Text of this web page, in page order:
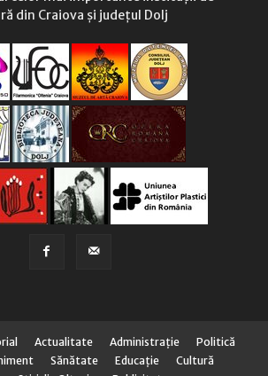
din Craiova și județul Dolj
Actualitate Administraţie
Politică
Sănătate Educaţie
Cultură